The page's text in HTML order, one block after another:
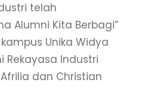
telah
Alumni Kita Berbagi”
Unika Widya
Rekayasa Industri
dan Christian